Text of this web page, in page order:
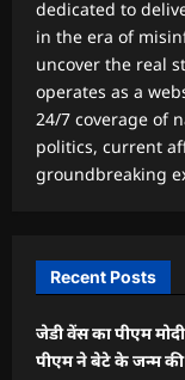
dedicated to
in the era of
uncover the real
operates as a
24/7 coverage of
politics, current
groundbreaking
Recent Posts
जेडी वेंस का पीएम
पीएम ने बेटे के जन्म की